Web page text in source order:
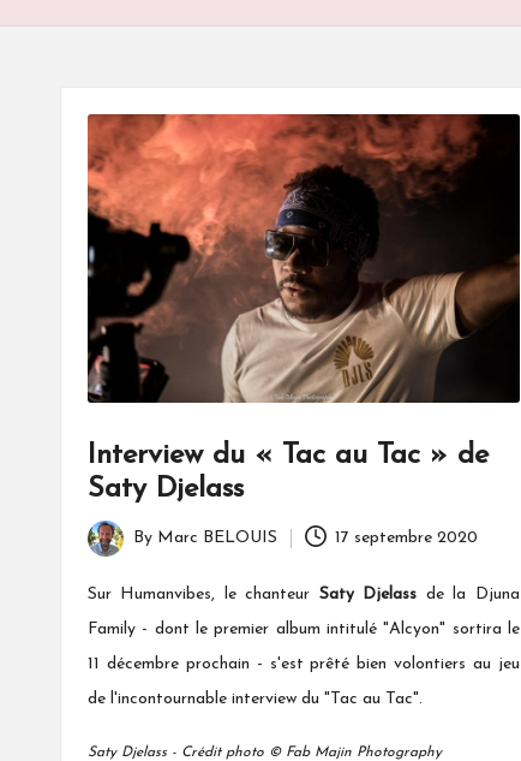
Interview du « Tac au Tac » de
Saty Djelass
Posted
By Marc BELOUIS 17 septembre 2020
Sur Humanvibes, le chanteur Saty Djelass de la Djuna
Family - dont le premier album intitulé "Alcyon" sortira le
11 décembre prochain - s'est prêté bien volontiers au jeu
de l'incontournable interview du "Tac au Tac".
Saty Djelass - Crédit photo © Fab Majin Photography